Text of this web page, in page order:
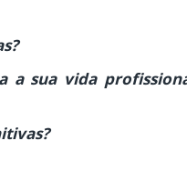
a sua vida